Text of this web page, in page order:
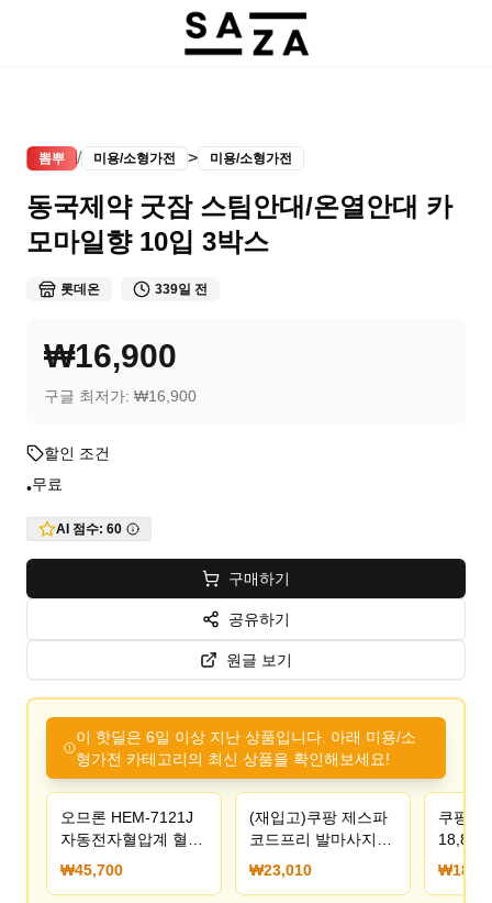
뽐뿌 / 미용/소형가전 > 미용/소형가전
동국제약 굿잠 스팀안대/온열안대 카
모마일향 10입 3박스
롯데온 339일 전
₩16,900
구글 최저가: ₩16,900
할인 조건
•무료
AI 점수: 60
구매하기
공유하기
원글 보기
이 핫딜은 6일 이상 지난 상품입니다. 아래 미용/소
형가전 카테고리의 최신 상품을 확인해보세요!
오므론 HEM-7121J
자동전자혈압계 혈압
측정기(45,700원/무
₩45,700
(재입고)쿠팡 제스파
코드프리 발마사지기
23010원
₩23,010
쿠팡)
18,800